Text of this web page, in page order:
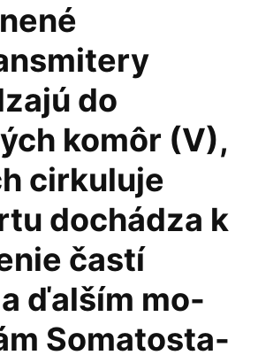
do
komôr (V),
cirkuluje
dochádza k
častí
ďalším mo-
Somatosta-